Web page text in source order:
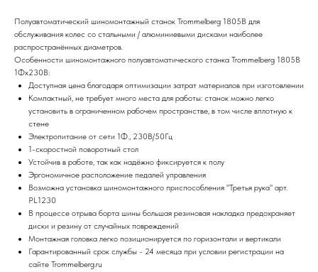
Полуавтоматический шиномонтажный станок Trommelberg 1805B для
обслуживания колес со стальными / алюминиевыми дисками наиболее
распространённых диаметров.
Особенности шиномонтажного полуавтоматического станка Trommelberg 1805B
1Фх230В:
Доступная цена благодаря оптимизации затрат материалов при изготовлении
Компактный, не требует много места для работы: станок можно легко
установить в ограниченном рабочем пространстве, в том числе вплотную к
стене
Электропитание от сети 1Ф., 230В/50Гц
1-скоростной поворотный стол
Устойчив в работе, так как надёжно фиксируется к полу
Эргономичное расположение педалей управления
Возможна установка шиномонтажного приспособления "Третья рука" арт.
PL1230
В процессе отрыва борта шины большая резиновая накладка предохраняет
диски и резину от случайных повреждений
Монтажная головка легко позиционируется по горизонтали и вертикали
Гарантированный срок службы - 24 месяца при условии регистрации на
сайте Trommelberg.ru